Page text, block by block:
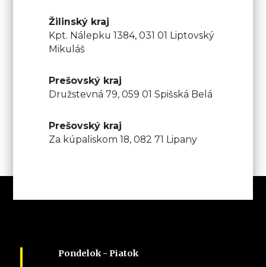
Žilinský kraj
Kpt. Nálepku 1384, 031 01 Liptovský
Mikuláš
Prešovský kraj
Družstevná 79,059 01 Spišská Belá
Prešovský kraj
Za kúpaliskom 18, 082 71 Lipany
Pondelok - Piatok